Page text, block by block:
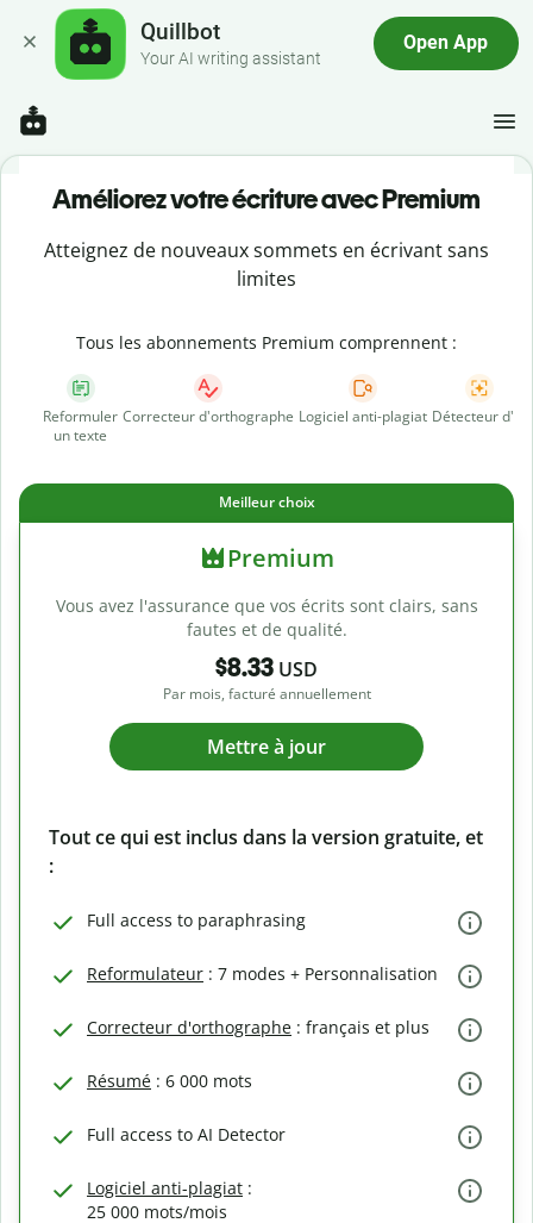
Quillbot
Your AI writing assistant
Open App
Améliorez votre écriture avec Premium
Atteignez de nouveaux sommets en écrivant sans
limites
Tous les abonnements Premium comprennent :
Reformuler
un texte
Correcteur d'orthographe Logiciel anti-plagiat Détecteur d'IA
Meilleur choix
Premium
Vous avez l'assurance que vos écrits sont clairs, sans
fautes et de qualité.
$8.33 USD
Par mois, facturé annuellement
Mettre à jour
Tout ce qui est inclus dans la version gratuite, et
:
Full access to paraphrasing
Reformulateur : 7 modes + Personnalisation
Correcteur d'orthographe : français et plus
Résumé : 6 000 mots
Full access to AI Detector
Logiciel anti-plagiat :
25 000 mots/mois